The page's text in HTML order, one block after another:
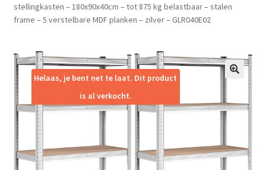
Vrije tijd
Electra
Werk
Kleding
Retourboxen
stellingkasten – 180x90x40cm – tot 875 kg belastbaar – stalen
frame – 5 verstelbare MDF planken – zilver – GLR040E02
Helaas, je bent net te laat. Dit product
is al verkocht.